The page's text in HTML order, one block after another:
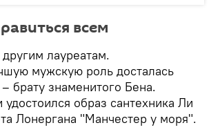
всем
лауреатам.
мужскую роль досталась
брату знаменитого Бена.
образ сантехника Ли
Лонергана "Манчестер у моря".